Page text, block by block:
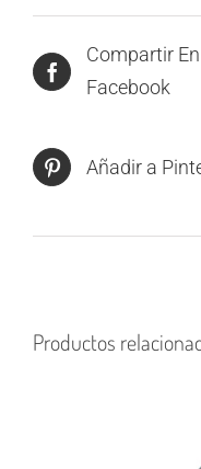
Compartir En
Facebook
Añadir a
Productos